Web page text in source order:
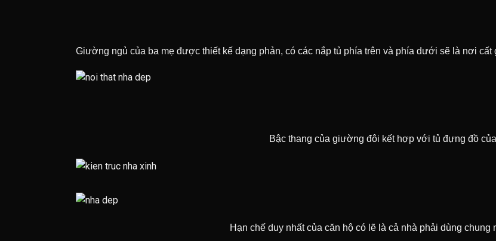
Giường ngủ của ba mẹ được thiết kế dạng phản, có các nắp tủ phía trên và phía dưới sẽ là nơi cất
Bậc thang của giường đôi kết hợp với tủ đựng đồ
Hạn chế duy nhất của căn hộ có lẽ là cả nhà phải dùng chung